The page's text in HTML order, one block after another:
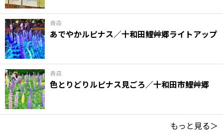
青森
あでやかルピナス／十和田鯉艸郷ライトアップ
青森
色とりどりルピナス見ごろ／十和田市鯉艸郷
もっと見る＞